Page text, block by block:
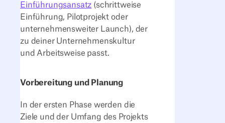
Einführungsansatz (schrittweise
Einführung, Pilotprojekt oder
unternehmensweiter Launch), der
zu deiner Unternehmenskultur
und Arbeitsweise passt.
Vorbereitung und Planung
In der ersten Phase werden die
Ziele und der Umfang des Projekts